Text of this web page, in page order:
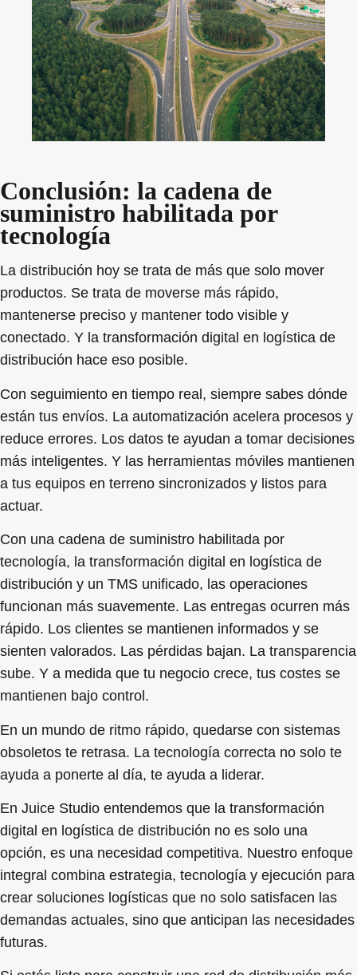
Conclusión: la cadena de
suministro habilitada por
tecnología
La distribución hoy se trata de más que solo mover
productos. Se trata de moverse más rápido,
mantenerse preciso y mantener todo visible y
conectado. Y la transformación digital en logística de
distribución hace eso posible.
Con seguimiento en tiempo real, siempre sabes dónde
están tus envíos. La automatización acelera procesos y
reduce errores. Los datos te ayudan a tomar decisiones
más inteligentes. Y las herramientas móviles mantienen
a tus equipos en terreno sincronizados y listos para
actuar.
Con una cadena de suministro habilitada por
tecnología, la transformación digital en logística de
distribución y un TMS unificado, las operaciones
funcionan más suavemente. Las entregas ocurren más
rápido. Los clientes se mantienen informados y se
sienten valorados. Las pérdidas bajan. La transparencia
sube. Y a medida que tu negocio crece, tus costes se
mantienen bajo control.
En un mundo de ritmo rápido, quedarse con sistemas
obsoletos te retrasa. La tecnología correcta no solo te
ayuda a ponerte al día, te ayuda a liderar.
En Juice Studio entendemos que la transformación
digital en logística de distribución no es solo una
opción, es una necesidad competitiva. Nuestro enfoque
integral combina estrategia, tecnología y ejecución para
crear soluciones logísticas que no solo satisfacen las
demandas actuales, sino que anticipan las necesidades
futuras.